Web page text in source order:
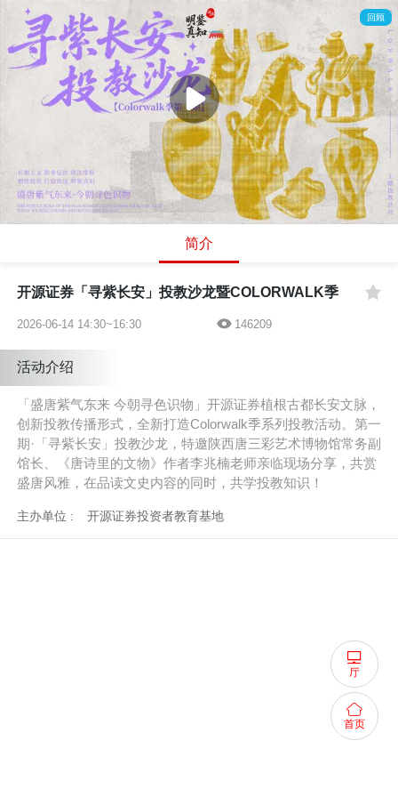
回顾
简介
开源证券「寻紫长安」投教沙龙暨COLORWALK季
2026-06-14 14:30~16:30 146209
活动介绍
「盛唐紫气东来 今朝寻色识物」开源证券植根古都长安文脉，
创新投教传播形式，全新打造Colorwalk季系列投教活动。第一
期·「寻紫长安」投教沙龙，特邀陕西唐三彩艺术博物馆常务副
馆长、《唐诗里的文物》作者李兆楠老师亲临现场分享，共赏
盛唐风雅，在品读文史内容的同时，共学投教知识！
主办单位 : 开源证券投资者教育基地
厅
首页